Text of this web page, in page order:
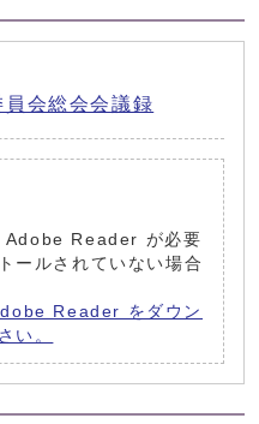
会総会会議録
Adobe Reader が必要
ールされていない場合
Reader をダウン
い。